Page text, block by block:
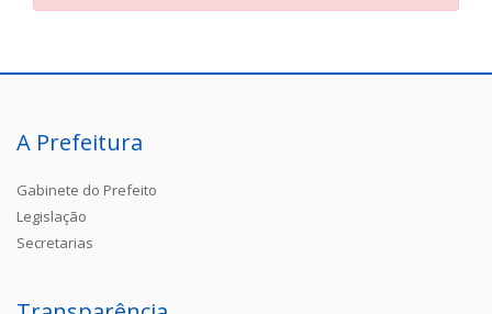
A Prefeitura
Gabinete do Prefeito
Legislação
Secretarias